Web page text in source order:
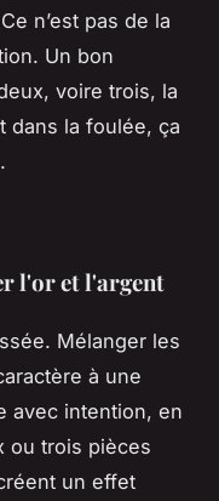
n’est pas de la
Un bon
voire trois, la
dans la foulée, ça
l'or et l'argent
Mélanger les
à une
avec intention, en
ou trois pièces
un effet